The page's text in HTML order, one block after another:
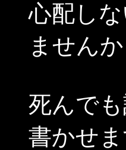
心配し
ません
死んで
書かせ